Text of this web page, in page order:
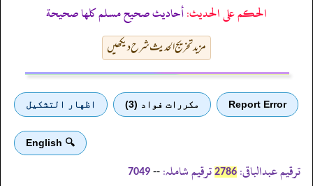
الحكم على الحديث:أحاديث صحيح مسلم كلها صحيحة
مزید تخریج الحدیث شرح دیکھیں
Report Error مكررات فواد (3) اظهار التشكيل
🔍 English
ترقیم عبدالباقی: 2786 ترقیم شاملہ: --
7049